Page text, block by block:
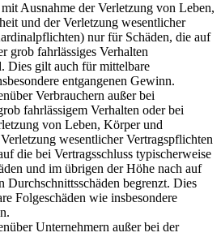
Ausnahme der Verletzung von Leben,
und der Verletzung wesentlicher
nur für Schäden, die auf
grob fahrlässiges Verhalten
Dies gilt auch für mittelbare
entgangenen Gewinn.
Verbrauchern außer bei
fahrlässigem Verhalten oder bei
von Leben, Körper und
wesentlicher Vertragspflichten
die bei Vertragsschluss typischerweise
und im übrigen der Höhe nach auf
Durchschnittsschäden begrenzt. Dies
Folgeschäden wie insbesondere
Unternehmern außer bei der